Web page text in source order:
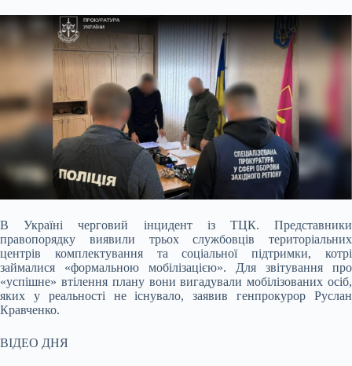
В Україні черговий інцидент із ТЦК. Представники
правопорядку виявили трьох службовців територіальних
центрів комплектування та соціальної підтримки, котрі
займалися «формальною мобілізацією». Для звітування про
«успішне» втілення плану вони вигадували мобілізованих осіб,
яких у реальності не існувало, заявив генпрокурор Руслан
Кравченко.
ВІДЕО ДНЯ